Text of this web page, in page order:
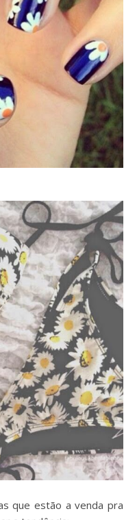
que estão a venda pra